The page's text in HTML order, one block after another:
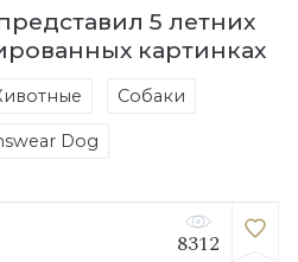
5 летних
картинках
Собаки
Dog
8312